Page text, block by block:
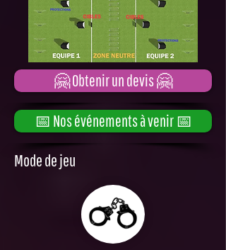
🤗 Obtenir un devis 🤗
📅 Nos événements à venir 📅
Mode de jeu